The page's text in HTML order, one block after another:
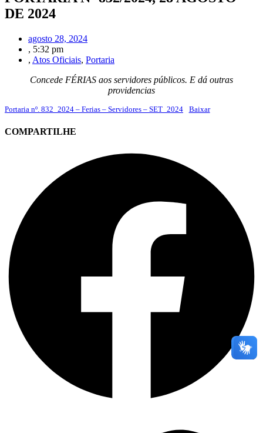
DE 2024
agosto 28, 2024
, 5:32 pm
, Atos Oficiais, Portaria
Concede FÉRIAS aos servidores públicos. E dá outras
providencias
Portaria nº. 832_2024 – Ferias – Servidores – SET_2024 Baixar
COMPARTILHE